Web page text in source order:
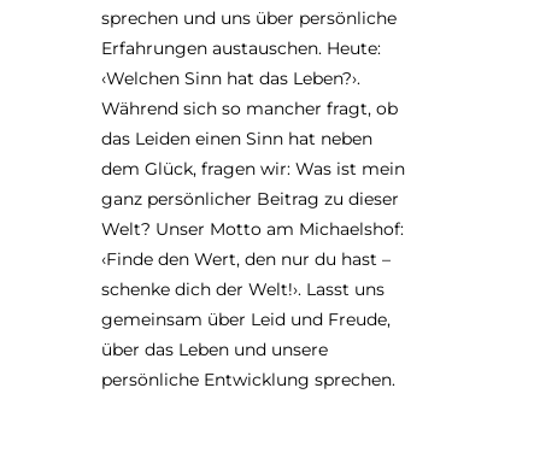
sprechen und uns über persönliche
Erfahrungen austauschen. Heute:
‹Welchen Sinn hat das Leben?›.
Während sich so mancher fragt, ob
das Leiden einen Sinn hat neben
dem Glück, fragen wir: Was ist mein
ganz persönlicher Beitrag zu dieser
Welt? Unser Motto am Michaelshof:
‹Finde den Wert, den nur du hast –
schenke dich der Welt!›. Lasst uns
gemeinsam über Leid und Freude,
über das Leben und unsere
persönliche Entwicklung sprechen.